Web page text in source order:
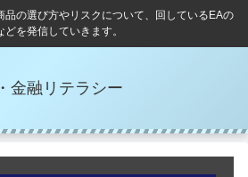
品の選び方やリスクについて、回しているEAの
どを発信していきます。
金融リテラシー